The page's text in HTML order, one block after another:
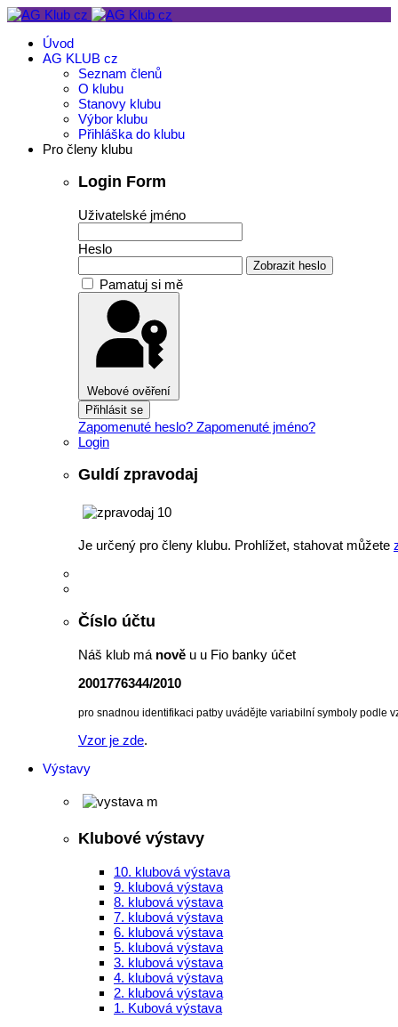
Úvod
AG KLUB cz
Seznam členů
O klubu
Stanovy klubu
Výbor klubu
Přihláška do klubu
Pro členy klubu
Login Form
Uživatelské jméno
Heslo
Zobrazit heslo
Pamatuj si mě
Webové ověření
Přihlásit se
Zapomenuté heslo? Zapomenuté jméno?
Login
Guldí zpravodaj
Je určený pro členy klubu. Prohlížet, stahovat můžete
Číslo účtu
Náš klub má nově u u Fio banky účet
2001776344/2010
pro snadnou identifikaci patby uvádějte variabilní symboly podle
Vzor je zde.
Výstavy
Klubové výstavy
10. klubová výstava
9. klubová výstava
8. klubová výstava
7. klubová výstava
6. klubová výstava
5. klubová výstava
3. klubová výstava
4. klubová výstava
2. klubová výstava
1. Kubová výstava